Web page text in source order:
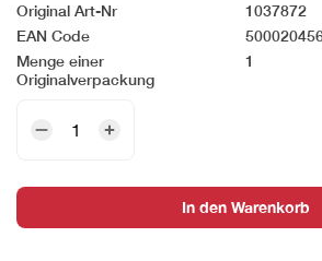
Original Art-Nr
1037872
EAN Code
Menge einer
Originalverpackung
1
Bloc
für
In den Warenkorb